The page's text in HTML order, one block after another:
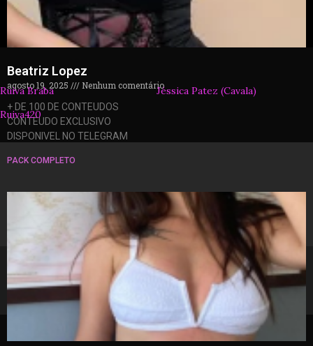
Beatriz Lopez
agosto 19, 2025
Nenhum comentário
+ DE 100 DE CONTEUDOS
CONTEUDO EXCLUSIVO
DISPONIVEL NO TELEGRAM
PACK COMPLETO
Ruiva Braba
Jéssica Patez (Cavala)
Ruiva420
© 2026 packzinhos.com.br – Todos os direitos
reservados